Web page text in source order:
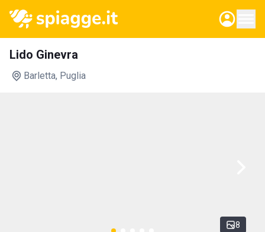
Lido Ginevra
Barletta, Puglia
8